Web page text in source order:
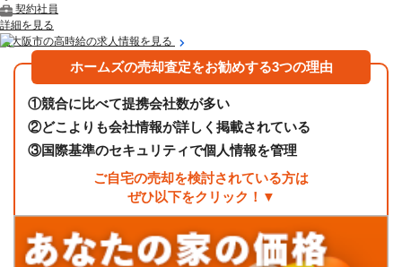
契約社員
詳細を見る
東大阪市の高時給の求人情報を見る
ホームズの売却査定をお勧めする3つの理由
①競合に比べて提携会社数が多い
②どこよりも会社情報が詳しく掲載されている
③国際基準のセキュリティで個人情報を管理
ご自宅の売却を検討されている方は
ぜひ以下をクリック！▼